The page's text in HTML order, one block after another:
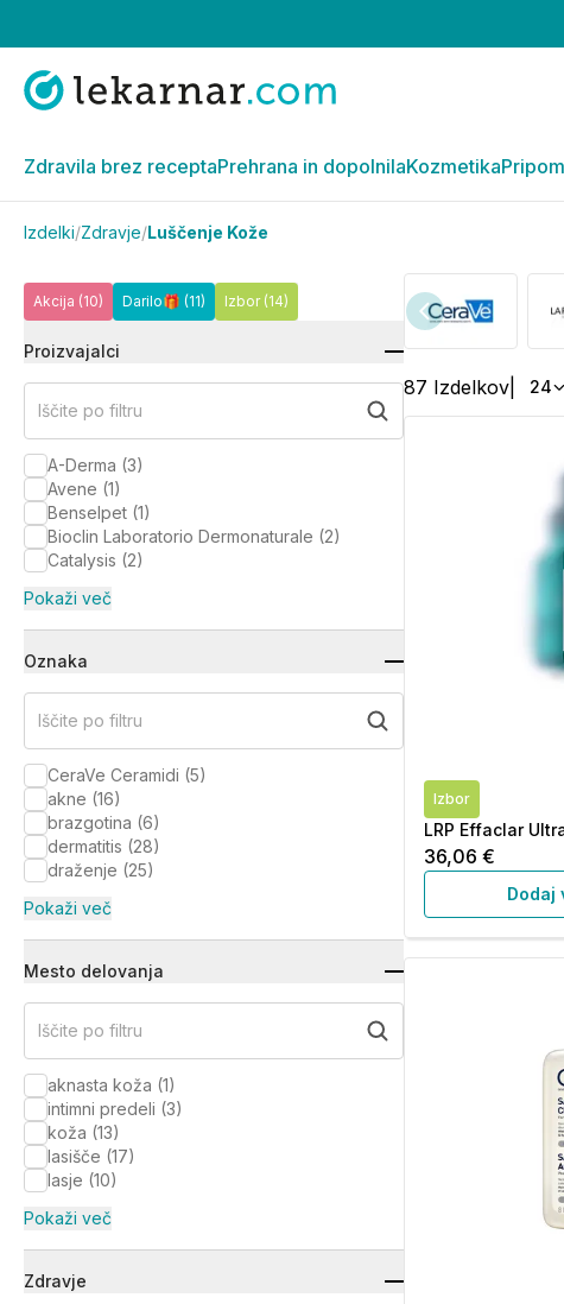
Zdravila brez receptaPrehrana in dopolnilaKozmetika
Izdelki/Zdravje/Luščenje Kože
Akcija (10) Darilo🎁 (11) Izbor (14)
Proizvajalci
Iščite po filtru
A-Derma (3)
Avene (1)
Benselpet (1)
Bioclin Laboratorio Dermonaturale (2)
Catalysis (2)
Pokaži več
Oznaka
Iščite po filtru
CeraVe Ceramidi (5)
akne (16)
brazgotina (6)
dermatitis (28)
draženje (25)
Pokaži več
Mesto delovanja
Iščite po filtru
aknasta koža (1)
intimni predeli (3)
koža (13)
lasišče (17)
lasje (10)
Pokaži več
Zdravje
87 Izdelkov 24
Izbor
LRP Effaclar
36,06 €
Dodaj